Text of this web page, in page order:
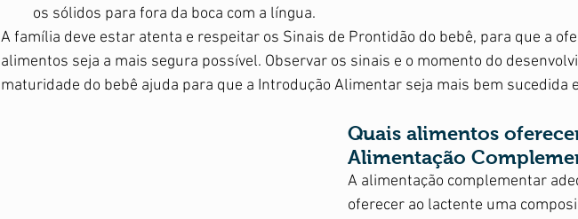
os sólidos para fora da boca com a língua.
A família deve estar atenta e respeitar os Sinais de Prontidão do bebê, para que a
alimentos seja a mais segura possível. Observar os sinais e o momento do
maturidade do bebê ajuda para que a Introdução Alimentar seja mais bem sucedida
Quais alimentos
Alimentação
A alimentação complementar
oferecer ao lactente uma